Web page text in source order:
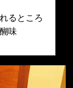
るところ
味